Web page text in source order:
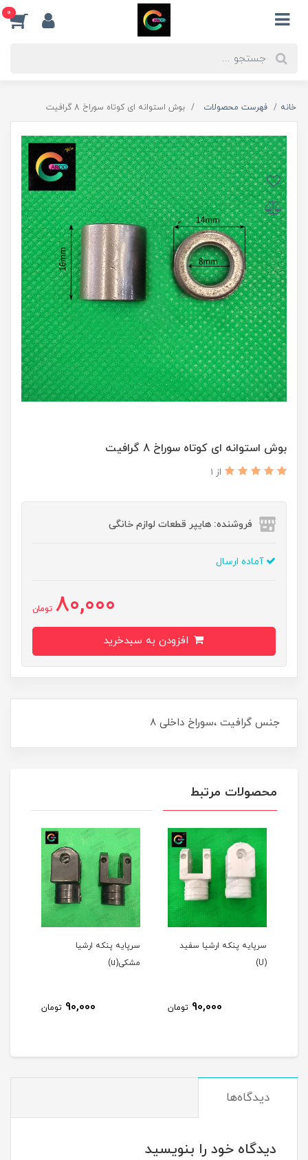
0
خانه فهرست محصولات بوش استوانه ای کوتاه سوراخ 8 گرافیت
بوش استوانه ای کوتاه سوراخ 8 گرافیت
از 1
فروشنده: هایپر قطعات لوازم خانگی
آماده ارسال
80,000 تومان
​​​​جنس گرافیت ،سوراخ داخلی ۸
محصولات مرتبط
سرپایه پنکه ارشیا سفید
تومان
سرپایه پنکه ارشیا
تومان
دیدگاه‌ها
دیدگاه خود را بنویسید